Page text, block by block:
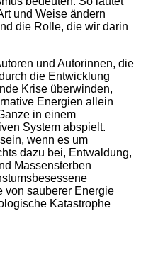
und Weise ändern
die Rolle, die wir darin
und Autorinnen, die
die Entwicklung
Krise überwinden,
Energien allein
in einem
System abspielt.
wenn es um
dazu bei, Entwaldung,
Massensterben
von sauberer Energie
Katastrophe